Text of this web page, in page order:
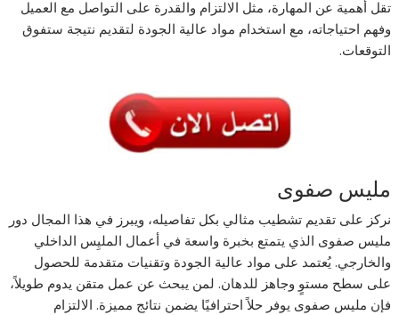
تقل أهمية عن المهارة، مثل الالتزام والقدرة على التواصل مع العميل
وفهم احتياجاته، مع استخدام مواد عالية الجودة لتقديم نتيجة ستفوق
التوقعات.
مليس صفوى
نركز على تقديم تشطيب مثالي بكل تفاصيله، ويبرز في هذا المجال دور
مليس صفوى الذي يتمتع بخبرة واسعة في أعمال المليِس الداخلي
والخارجي. يُعتمد على مواد عالية الجودة وتقنيات متقدمة للحصول
على سطح مستوٍ وجاهز للدهان. لمن يبحث عن عمل متقن يدوم طويلاً،
فإن مليس صفوى يوفر حلاً احترافيًا يضمن نتائج مميزة. الالتزام